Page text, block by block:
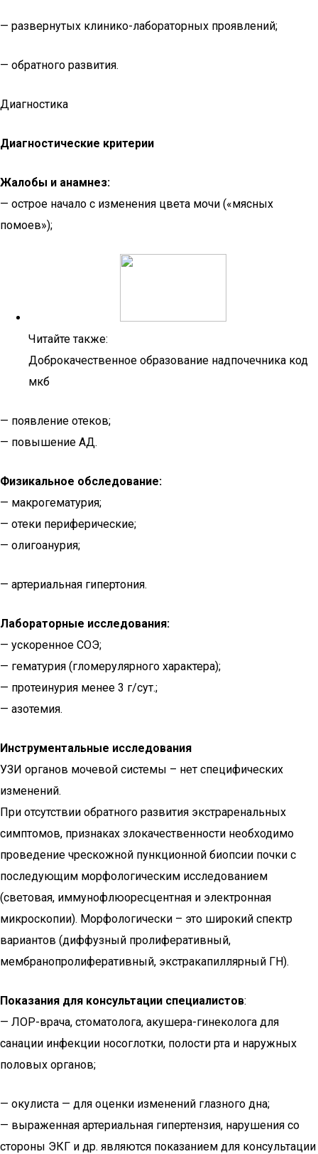
— развернутых клинико-лабораторных проявлений;
— обратного развития.
Диагностика
Диагностические критерии
Жалобы и анамнез:
— острое начало с изменения цвета мочи («мясных
помоев»);
Читайте также:
Доброкачественное образование надпочечника код
мкб
— появление отеков;
— повышение АД.
Физикальное обследование:
— макрогематурия;
— отеки периферические;
— олигоанурия;
— артериальная гипертония.
Лабораторные исследования:
— ускоренное СОЭ;
— гематурия (гломерулярного характера);
— протеинурия менее 3 г/сут.;
— азотемия.
Инструментальные исследования
УЗИ органов мочевой системы – нет специфических
изменений.
При отсутствии обратного развития экстраренальных
симптомов, признаках злокачественности необходимо
проведение чрескожной пункционной биопсии почки с
последующим морфологическим исследованием
(световая, иммунофлюоресцентная и электронная
микроскопии). Морфологически – это широкий спектр
вариантов (диффузный пролиферативный,
мембранопролиферативный, экстракапиллярный ГН).
Показания для консультации специалистов:
— ЛОР-врача, стоматолога, акушера-гинеколога для
санации инфекции носоглотки, полости рта и наружных
половых органов;
— окулиста — для оценки изменений глазного дна;
— выраженная артериальная гипертензия, нарушения со
стороны ЭКГ и др. являются показанием для консультации